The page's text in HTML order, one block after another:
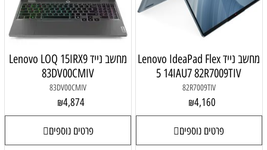
מחשב נייד Lenovo IdeaPad Flex
5 14IAU7 82R7009TIV
82R7009TIV
₪4,160
פרטים נוספים
מחשב נייד Lenovo LOQ 15IRX9
83DV00CMIV
83DV00CMIV
₪4,874
פרטים נוספים